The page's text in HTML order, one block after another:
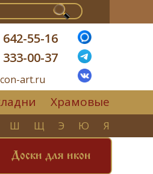
55-16
00-37
art.ru
Храмовые
Ш Щ Э Ю Я
Доски для икон